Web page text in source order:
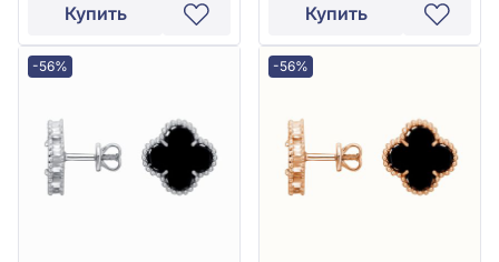
Купить Купить
-56% -56%